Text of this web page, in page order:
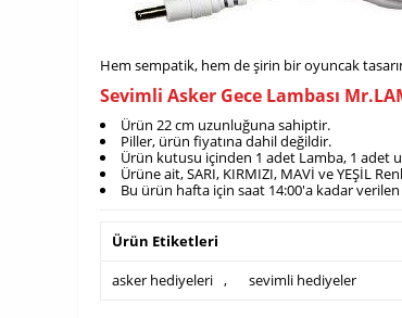
Hem sempatik, hem de şirin bir oyuncak
Sevimli Asker Gece Lambası
Ürün 22 cm uzunluğuna sahiptir.
Piller, ürün fiyatına dahil değildir.
Ürün kutusu içinden 1 adet Lamba, 1 adet
Ürüne ait, SARI, KIRMIZI, MAVİ ve YEŞİL
Bu ürün hafta için saat 14:00'a kadar
Ürün Etiketleri
asker hediyeleri , sevimli hediyeler